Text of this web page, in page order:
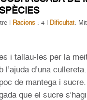
| Racions : 4 | Dificultat:
i tallau-les per la
l’ajuda d’una
de mantega i
que el sucre